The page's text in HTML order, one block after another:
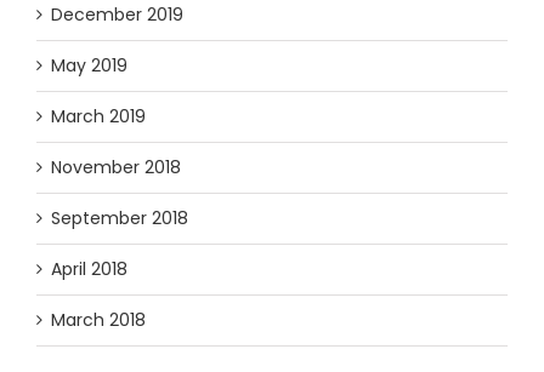
December 2019
May 2019
March 2019
November 2018
September 2018
April 2018
March 2018